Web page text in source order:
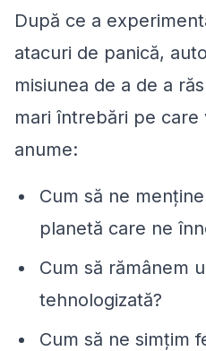
După ce a
atacuri de panică,
misiunea de a de a
mari întrebări pe care
anume:
Cum să ne
planetă care ne
Cum să rămânem
tehnologizată?
Cum să ne simțim